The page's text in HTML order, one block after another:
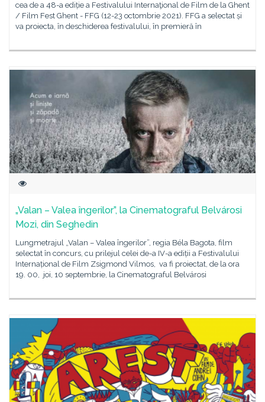
cea de a 48-a ediție a Festivalului Internaţional de Film de la Ghent
/ Film Fest Ghent - FFG (12-23 octombrie 2021). FFG a selectat și
va proiecta, în deschiderea festivalului, în premieră în
„Valan – Valea îngerilor”, la Cinematograful Belvárosi
Mozi, din Seghedin
Lungmetrajul „Valan – Valea îngerilor”, regia Béla Bagota, film
selectat în concurs, cu prilejul celei de-a IV-a ediții a Festivalului
Internațional de Film Zsigmond Vilmos, va fi proiectat, de la ora
19. 00, joi, 10 septembrie, la Cinematograful Belvárosi